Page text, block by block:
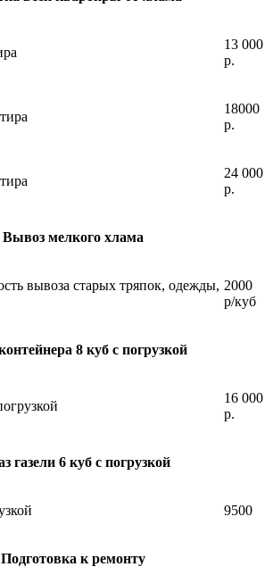
13 000
р.
18000
р.
24 000
р.
Вывоз мелкого хлама
вывоза старых тряпок, одежды, 2000
р/куб
8 куб с погрузкой
16 000
р.
газели 6 куб с погрузкой
9500
Подготовка к ремонту